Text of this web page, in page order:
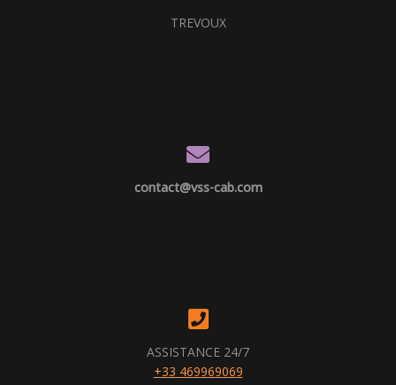
TREVOUX
contact@vss-cab.com
ASSISTANCE 24/7
+33 469969069